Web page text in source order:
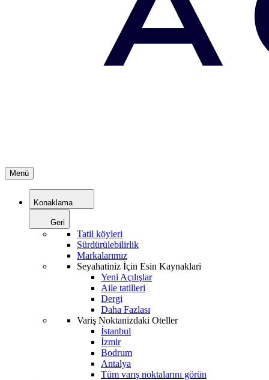
Menü
Konaklama
Geri
Tatil köyleri
Sürdürülebilirlik
Markalarımız
Seyahatiniz İçin Esin Kaynaklari
Yeni Açılışlar
Aile tatilleri
Dergi
Daha Fazlası
Variş Noktanizdaki Oteller
İstanbul
İzmir
Bodrum
Antalya
Tüm varış noktalarını görün